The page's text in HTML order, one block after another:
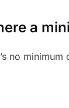
a
no